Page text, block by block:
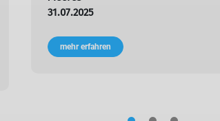
31.07.2025
mehr erfahren